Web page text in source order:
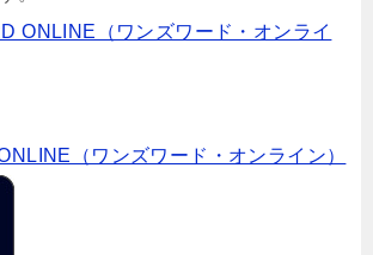
ONLINE（ワンズワード・オンライ
（ワンズワード・オンライン）